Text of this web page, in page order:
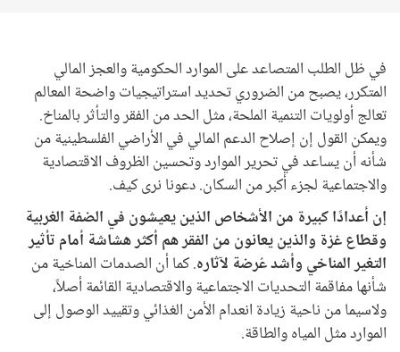
في ظل الطلب المتصاعد على الموارد الحكومية والعجز المالي
المتكرر، يصبح من الضروري تحديد استراتيجيات واضحة المعالم
تعالج أولويات التنمية الملحة، مثل الحد من الفقر والتأثر بالمناخ.
ويمكن القول إن إصلاح الدعم المالي في الأراضي الفلسطينية من
شأنه أن يساعد في تحرير الموارد وتحسين الظروف الاقتصادية
والاجتماعية لجزء أكبر من السكان. دعونا نرى كيف.
إن أعدادًا كبيرة من الأشخاص الذين يعيشون في الضفة الغربية
وقطاع غزة والذين يعانون من الفقر هم أكثر هشاشة أمام تأثير
التغير المناخي وأشد عُرضة لآثاره. كما أن الصدمات المناخية من
شأنها مفاقمة التحديات الاجتماعية والاقتصادية القائمة أصلاً،
ولاسيما من ناحية زيادة انعدام الأمن الغذائي وتقييد الوصول إلى
الموارد مثل المياه والطاقة.